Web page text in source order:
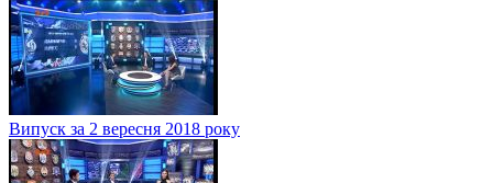
Випуск за 2 вересня 2018 року